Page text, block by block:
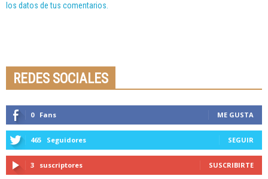
los datos de tus comentarios.
REDES SOCIALES
0 Fans ME GUSTA
465 Seguidores SEGUIR
3 suscriptores SUSCRIBIRTE